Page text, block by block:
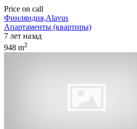
Price on call
Финляндия,Alavus
Апартаменты (квартиры)
7 лет назад
948 m2